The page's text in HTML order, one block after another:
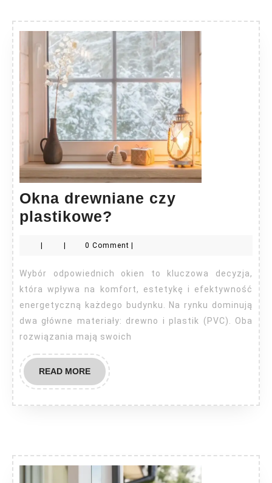
Okna drewniane czy
plastikowe?
czy
plastikowe?
| | 0 Comment |
Wybór odpowiednich okien to kluczowa decyzja,
która wpływa na komfort, estetykę i efektywność
energetyczną każdego budynku. Na rynku dominują
dwa główne materiały: drewno i plastik (PVC). Oba
rozwiązania mają swoich
READ MOREREAD
MORE